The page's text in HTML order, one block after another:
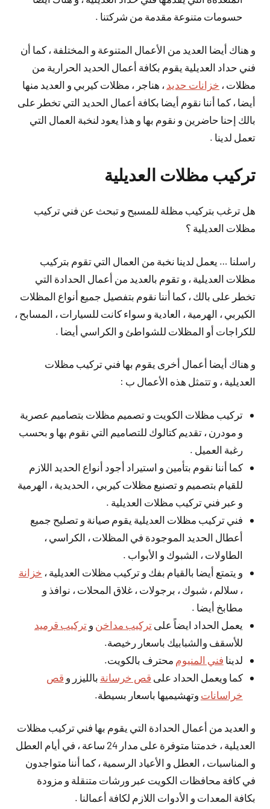
حسومات متنوعة مقدمة من شركتنا .
و هناك أيضا العديد من الأعمال المتنوعة و المختلفة ، كما أن
فني حداد العديلية يقوم بكافة أعمال الحديد الحرارية من
مظلات ، خزانات حديد ، هناجر ، مظلات كيربي و العديد منها
أيضا ، كما أننا نقوم أيضا بكافة أعمال الحديد التي تخطر على
بالك إحنا حاضرين و نقوم بها و هذا يعود لنخبة العمال التي
تعمل لدينا .
تركيب مظلات العديلية
هل ترغب بتركيب مظلة للمسبح و تبحث عن فني تركيب
مظلات العديلية ؟
راسلنا … يعمل لدينا نخبة من العمال التي تقوم بتركيب
مظلات العديلية ، و تقوم بالعديد من أعمال الحدادة التي
تخطر على بالك ، كما أننا نقوم بتفصيل جميع أنواع المظلات
الكيربي ، الهرمية ، العادية و سواء كانت للسيارات ، المسابح ،
للكراجات أو المظلات للشواطئ و الكراسي أيضا .
و هناك أيضا أعمال أخرى يقوم بها فني تركيب مظلات
العديلية ، و تتمثل هذه الأعمال ب :
تركيب مظلات الكويت و تصميم مظلات بتصاميم عصرية
و مودرن ، تقديم كتالوك للتصاميم التي نقوم بها و بحسب
رغبة العميل .
كما أننا نقوم بتأمين و استيراد أجود أنواع الحديد اللازم
للقيام بتصميم و تصنيع مظلات كيربي ، الحديدية ، الهرمية
و عبر فني تركيب مظلات العديلية .
فني تركيب مظلات العديلية يقوم صيانة و تصليح جميع
أعطال الحديد الموجودة في المظلات ، الكراسي ،
الطاولات ، الشبوك و الأبواب .
و يتمتع أيضا بالقيام بفك و تركيب مظلات العديلية ، خزانة
، سلالم ، شبوك ، برجولات ، غلاق المحلات ، نوافذ و
مطابخ أيضا .
يعمل الحداد ايضاً علىتركيب مداخن وتركيب قرميد
للأسقف والشبابيك باسعار رخيصة.
لدينا فني المنيوم محترف بالكويت.
كما ويعمل الحداد على قص خرسانة بالليزر و قص
خراسانات وتهشيميها باسعار بسيطة.
و العديد من أعمال الحدادة التي يقوم بها فني تركيب مظلات
العديلية ، خدمتنا متوفرة على مدار 24 ساعة ، في أيام العطل
و المناسبات ، العطل و الأعياد الرسمية ، كما أننا متواجدون
في كافة محافظات الكويت عبر ورشات متنقلة و مزودة
بكافة المعدات و الأدوات اللازم لكافة أعمالنا .